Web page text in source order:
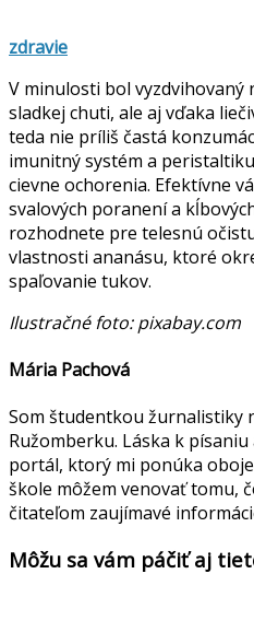
zdravie
V minulosti bol vyzdvihovaný
sladkej chuti, ale aj vďaka
teda nie príliš častá
imunitný systém a
cievne ochorenia. Efektívne
svalových poranení a
rozhodnete pre telesnú
vlastnosti ananásu, ktoré
spaľovanie tukov.
Ilustračné foto: pixabay.com
Mária Pachová
Som študentkou žurnalistiky
Ružomberku. Láska k
portál, ktorý mi ponúka
škole môžem venovať tomu,
čitateľom zaujímavé
Môžu sa vám páčiť aj